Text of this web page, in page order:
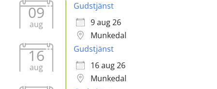
09
aug
Gudstjänst
9 aug 26
Munkedal
16
aug
Gudstjänst
16 aug 26
Munkedal